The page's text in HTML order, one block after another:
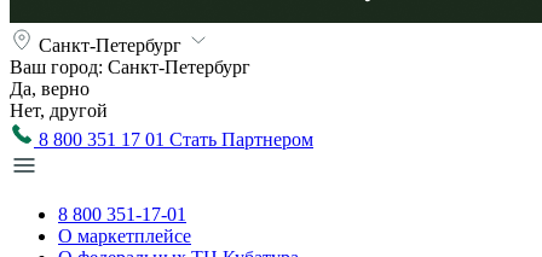
Санкт-Петербург
Ваш город: Санкт-Петербург
Да, верно
Нет, другой
8 800 351 17 01 Стать Партнером
8 800 351-17-01
О маркетплейсе